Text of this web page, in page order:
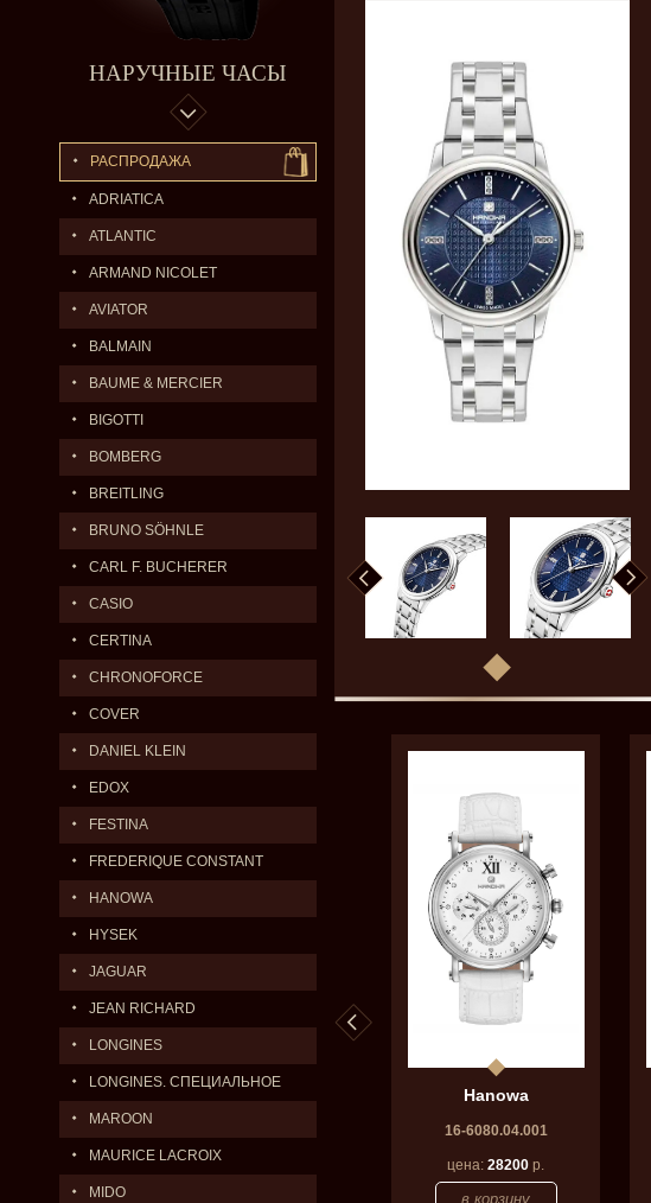
НАРУЧНЫЕ ЧАСЫ
РАСПРОДАЖА
ADRIATICA
ATLANTIC
ARMAND NICOLET
AVIATOR
BALMAIN
BAUME & MERCIER
BIGOTTI
BOMBERG
BREITLING
BRUNO SÖHNLE
CARL F. BUCHERER
CASIO
CERTINA
CHRONOFORCE
COVER
DANIEL KLEIN
EDOX
FESTINA
FREDERIQUE CONSTANT
HANOWA
HYSEK
JAGUAR
JEAN RICHARD
LONGINES
LONGINES. СПЕЦИАЛЬНОЕ
ПРЕДЛОЖЕНИЕ.
MAROON
MAURICE LACROIX
MIDO
цена:Цена по запросу
Hanowa
16-6080.04.001
цена: 28200 р.